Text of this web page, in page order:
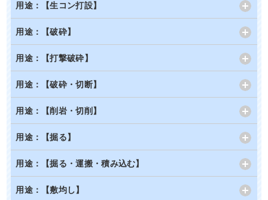
用途：【生コン打設】
用途：【破砕】
用途：【打撃破砕】
用途：【破砕・切断】
用途：【削岩・切削】
用途：【掘る】
用途：【掘る・運搬・積み込む】
用途：【敷均し】